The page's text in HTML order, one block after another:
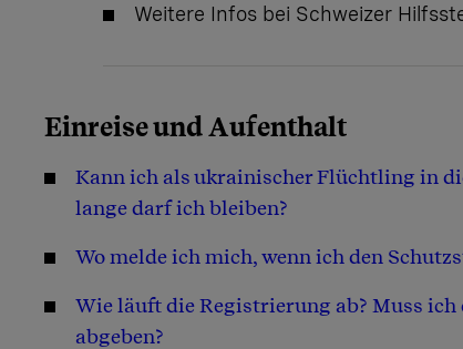
Weitere Infos bei Schweizer
Einreise und Aufenthalt
Kann ich als ukrainischer Flüchtling in
lange darf ich bleiben?
Wo melde ich mich, wenn ich den
Wie läuft die Registrierung ab? Muss ich
abgeben?